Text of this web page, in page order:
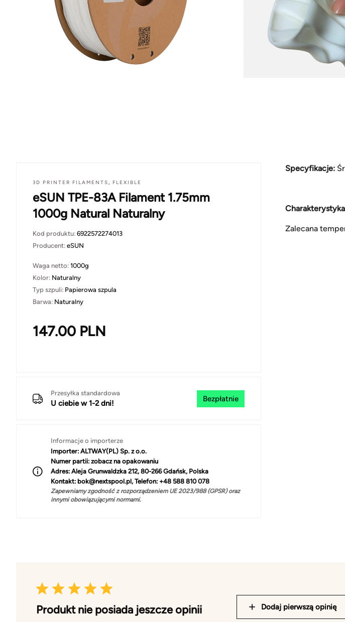
3D PRINTER FILAMENTS, FLEXIBLE
eSUN TPE-83A Filament 1.75mm
1000g Natural Naturalny
Kod produktu: 6922572274013
Producent: eSUN
Waga netto: 1000g
Kolor: Naturalny
Typ szpuli: Papierowa szpula
Barwa: Naturalny
147.00 PLN
Przesyłka standardowa
U ciebie w 1-2 dni!
Bezpłatnie
Informacje o importerze
Importer: ALTWAY(PL) Sp. z o.o.
Numer partii: zobacz na opakowaniu
Adres: Aleja Grunwaldzka 212, 80-266 Gdańsk, Polska
Kontakt: bok@nextspool.pl, Telefon: +48 588 810 078
Zapewniamy zgodność z rozporządzeniem UE 2023/988 (GPSR) oraz
innymi obowiązującymi normami.
Specyfikacje:
Zalecana
Produkt nie posiada jeszcze opinii Dodaj pierwszą opinię